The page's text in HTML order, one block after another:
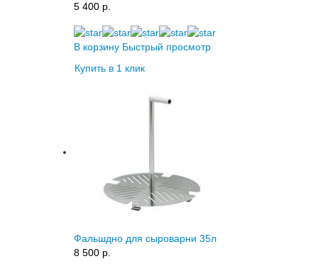
5 400 p.
В корзину Быстрый просмотр
Купить в 1 клик
Фальшдно для сыроварни 35л
8 500 p.